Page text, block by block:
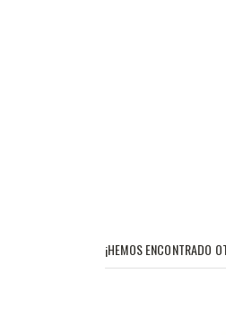
¡HEMOS ENCONTRADO